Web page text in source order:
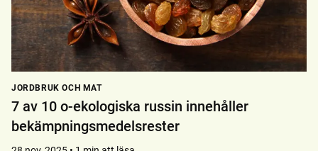
JORDBRUK OCH MAT
7 av 10 o-ekologiska russin innehåller
bekämpningsmedelsrester